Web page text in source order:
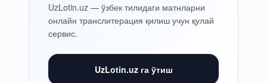
UzLotin.uz — ўзбек тилидаги матнларни
онлайн транслитерация қилиш учун қулай
сервис.
UzLotin.uz га ўтиш